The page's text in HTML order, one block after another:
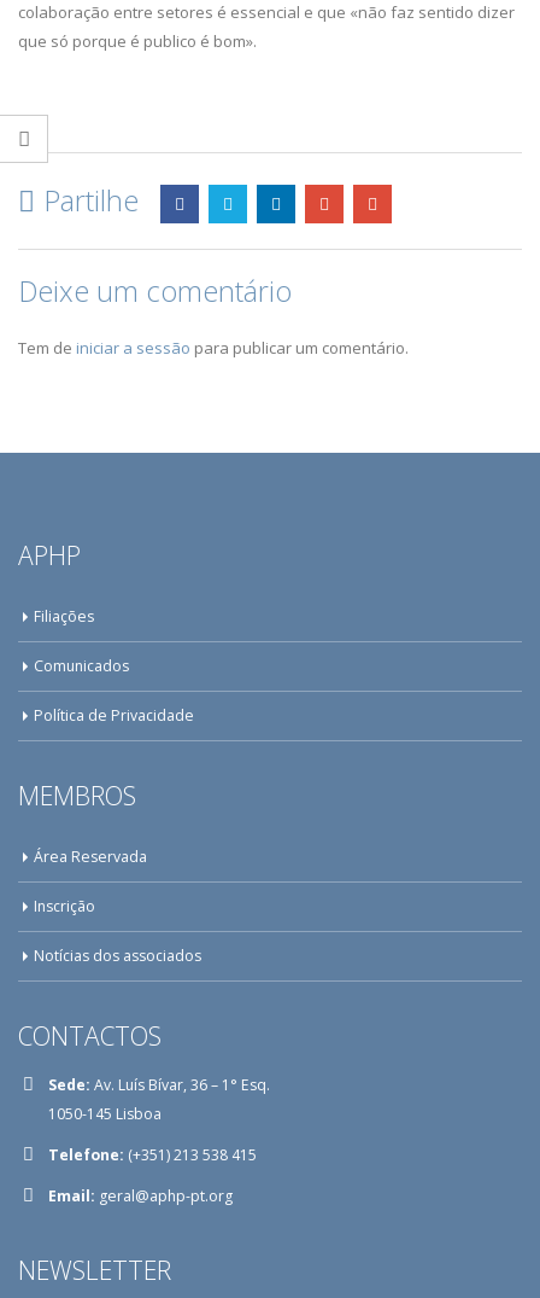
colaboração entre setores é essencial e que «não faz sentido dizer
que só porque é publico é bom».
Partilhe
Deixe um comentário
Tem de iniciar a sessão para publicar um comentário.
APHP
Filiações
Comunicados
Política de Privacidade
MEMBROS
Área Reservada
Inscrição
Notícias dos associados
CONTACTOS
Sede: Av. Luís Bívar, 36 – 1° Esq.
1050-145 Lisboa
Telefone: (+351) 213 538 415
Email: geral@aphp-pt.org
NEWSLETTER